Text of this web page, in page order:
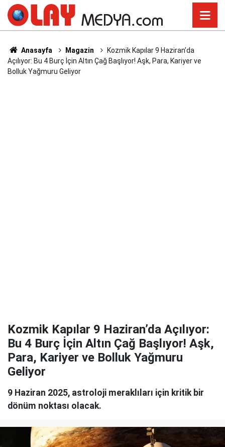
Anasayfa Magazin
Kozmik Kapılar 9 Haziran’da
Açılıyor: Bu 4 Burç İçin Altın Çağ Başlıyor! Aşk, Para, Kariyer ve
Bolluk Yağmuru Geliyor
Kozmik Kapılar 9 Haziran’da Açılıyor:
Bu 4 Burç İçin Altın Çağ Başlıyor! Aşk,
Para, Kariyer ve Bolluk Yağmuru
Geliyor
9 Haziran 2025, astroloji meraklıları için kritik bir
dönüm noktası olacak.